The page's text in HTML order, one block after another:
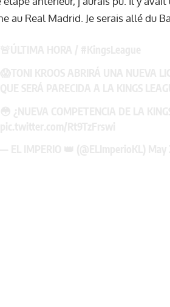
au Real Madrid. Je serais allé du